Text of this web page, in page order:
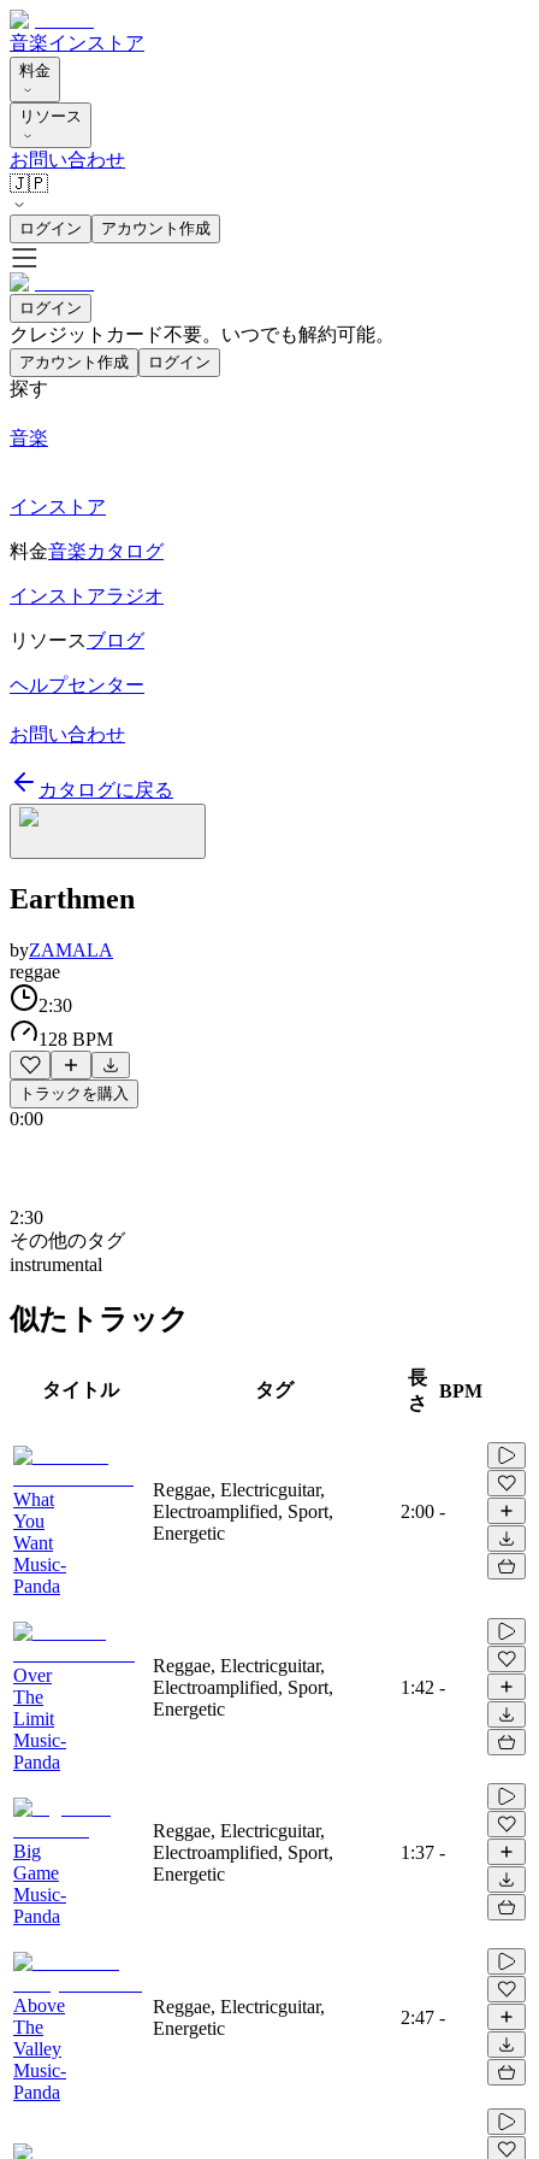
音楽インストア
料金
リソース
お問い合わせ
🇯🇵
ログイン アカウント作成
ログイン
クレジットカード不要。いつでも解約可能。
アカウント作成 ログイン
探す
音楽
インストア
料金音楽カタログ
インストアラジオ
リソースブログ
ヘルプセンター
お問い合わせ
カタログに戻る
Earthmen
byZAMALA
reggae
2:30
128 BPM
トラックを購入
0:00
2:30
その他のタグ
instrumental
似たトラック
タイトル タグ
長
さ
BPM
What
You
Want
Music-
Panda
Reggae, Electricguitar,
Electroamplified, Sport,
Energetic
2:00 -
Over
The
Limit
Music-
Panda
Reggae, Electricguitar,
Electroamplified, Sport,
Energetic
1:42 -
Big
Game
Music-
Panda
Reggae, Electricguitar,
Electroamplified, Sport,
Energetic
1:37 -
Above
The
Valley
Music-
Panda
Reggae, Electricguitar,
Energetic
2:47 -